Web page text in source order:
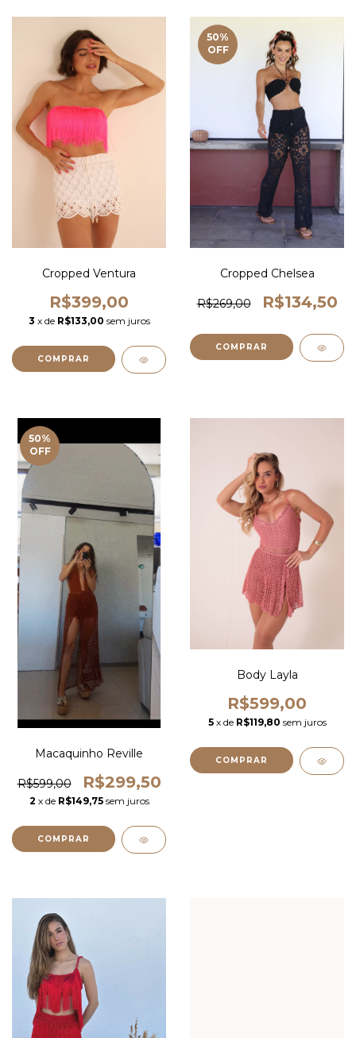
Cropped Ventura
R$399,00
3 x de R$133,00 sem juros
COMPRAR
50%
OFF
Cropped Chelsea
R$269,00 R$134,50
COMPRAR
50%
OFF
Macaquinho Reville
R$599,00 R$299,50
2 x de R$149,75 sem juros
COMPRAR
Body Layla
R$599,00
5 x de R$119,80 sem juros
COMPRAR